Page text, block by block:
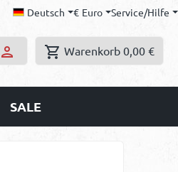
Deutsch € Euro Service/Hilfe
Warenkorb 0,00 €
SALE